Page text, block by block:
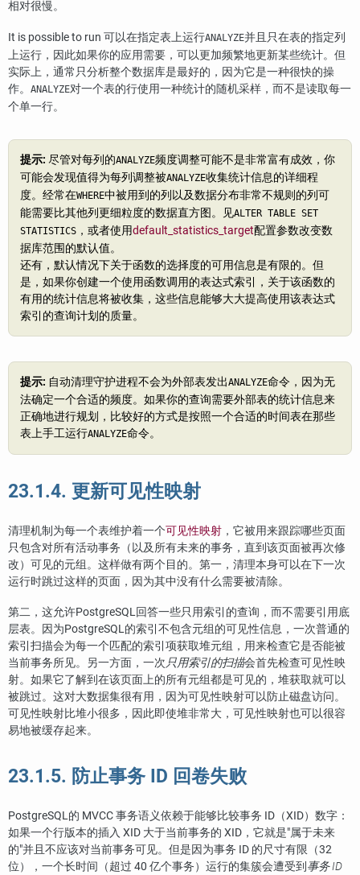
相对很慢。
It is possible to run 可以在指定表上运行ANALYZE并且只在表的指定列
上运行，因此如果你的应用需要，可以更加频繁地更新某些统计。但
实际上，通常只分析整个数据库是最好的，因为它是一种很快的操
作。
ANALYZE对一个表的行使用一种统计的随机采样，而不是读取每一
个单一行。
提示: 尽管对每列的ANALYZE频度调整可能不是非常富有成效，你
可能会发现值得为每列调整被ANALYZE收集统计信息的详细程
度。经常在WHERE中被用到的列以及数据分布非常不规则的列可
能需要比其他列更细粒度的数据直方图。见ALTER TABLE SET
STATISTICS ，或者使用default_statistics_target配置参数改变数
据库范围的默认值。
还有，默认情况下关于函数的选择度的可用信息是有限的。但
是，如果你创建一个使用函数调用的表达式索引，关于该函数的
有用的统计信息将被收集，这些信息能够大大提高使用该表达式
索引的查询计划的质量。
提示: 自动清理守护进程不会为外部表发出ANALYZE命令，因为无
法确定一个合适的频度。如果你的查询需要外部表的统计信息来
正确地进行规划，比较好的方式是按照一个合适的时间表在那些
表上手工运行ANALYZE命令。
23.1.4. 更新可见性映射
清理机制为每一个表维护着一个可见性映射 ，它被用来跟踪哪些页面
只包含对所有活动事务（以及所有未来的事务，直到该页面被再次修
改）可见的元组。这样做有两个目的。第一，清理本身可以在下一次
运行时跳过这样的页面，因为其中没有什么需要被清除。
第二，这允许PostgreSQL回答一些只用索引的查询，而不需要引用底
层表。因为PostgreSQL的索引不包含元组的可见性信息，一次普通的
索引扫描会为每一个匹配的索引项获取堆元组，用来检查它是否能被
当前事务所见。另一方面，一次只用索引的扫描会首先检查可见性映
射。如果它了解到在该页面上的所有元组都是可见的，堆获取就可以
被跳过。这对大数据集很有用，因为可见性映射可以防止磁盘访问。
可见性映射比堆小很多，因此即使堆非常大，可见性映射也可以很容
易地被缓存起来。
23.1.5. 防止事务 ID 回卷失败
PostgreSQL的 MVCC 事务语义依赖于能够比较事务 ID（XID）数字：
如果一个行版本的插入 XID 大于当前事务的 XID，它就是"属于未来
的"并且不应该对当前事务可见。但是因为事务 ID 的尺寸有限（32
位），一个长时间（超过 40 亿个事务）运行的集簇会遭受到 事务 ID